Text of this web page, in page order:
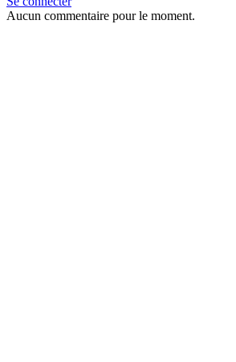
Aucun commentaire pour le moment.